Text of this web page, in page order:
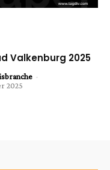
Valkenburg 2025
-
2025